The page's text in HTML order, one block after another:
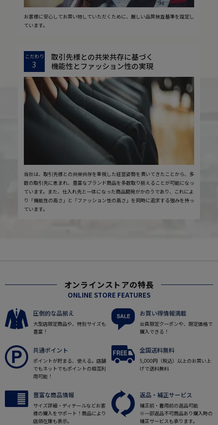
お客様に安心してお買い物していただくために、厳しい品質検査基準を設定し
ています。
こだわり
3
取引先様との共栄共存に基づく
機能性とファッション性の実現
当社は、取引先様との共栄共存を重視した経営姿勢を貫いてきたことから、多
数の取引先に恵まれ、豊富なブランド商品を多数取り揃えることが可能になっ
ています。また、仕入れ先と一体になった商品開発がかのうであり、これによ
り「機能性の高さ」と「ファッション性の高さ」を同時に追求する強みを持っ
ています。
オンラインストアの特長
ONLINE STORE FEATURES
圧倒的な品揃え
大型店限定商品や、特別サイズも
豊富！
お買い得情報満載
会員限定クーポンや、限定価格で
購入できる！
共通ポイント
ポイントが貯まる、使える。店舗
でもネットでもポイントの相互利
用可能！
全国送料無料
5,000円（税込）以上のお買い上
げで送料無料
豊富な商品情報
サイズ詳細・ディテールなどお客
様の購入をサポート！商品により
店頭在庫も表示。
返品・補正サービス
補正前・着用前の返品可能
※一部返品不可商品あり購入時の
補正サービスも承ります。